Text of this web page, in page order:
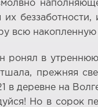
всю
ронял в
прежняя
в деревне на
Но в сорок